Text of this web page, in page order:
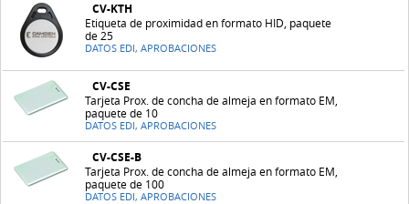
CV-KTH
Etiqueta de proximidad en formato HID, paquete
de 25
DATOS EDI, APROBACIONES
CV-CSE
Tarjeta Prox. de concha de almeja en formato EM,
paquete de 10
DATOS EDI, APROBACIONES
CV-CSE-B
Tarjeta Prox. de concha de almeja en formato EM,
paquete de 100
DATOS EDI, APROBACIONES